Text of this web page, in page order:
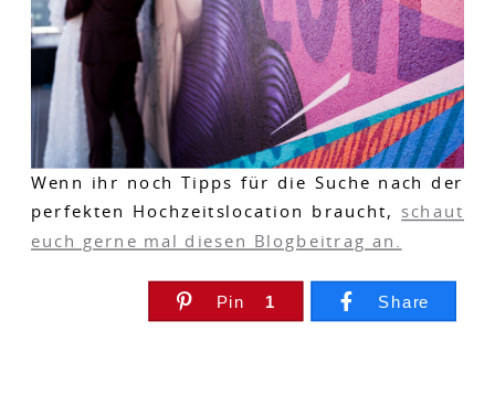
Wenn ihr noch Tipps für die Suche nach der
perfekten Hochzeitslocation braucht, schaut
euch gerne mal diesen Blogbeitrag an.
Pin 1 Share